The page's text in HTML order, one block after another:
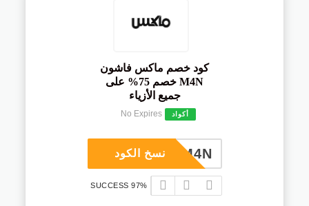
كود خصم ماكس فاشون
M4N خصم 75% على
جميع الأزياء
أكواد No Expires
M4N نسخ الكود
97% SUCCESS